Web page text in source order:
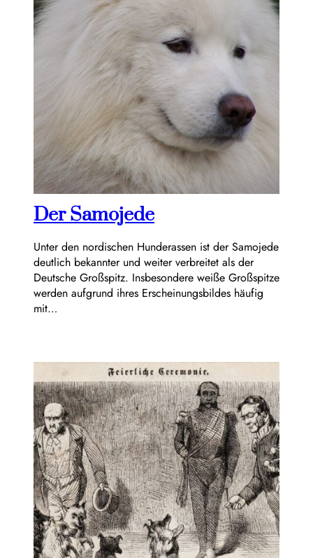
Der Samojede
Unter den nordischen Hunderassen ist der Samojede
deutlich bekannter und weiter verbreitet als der
Deutsche Großspitz. Insbesondere weiße Großspitze
werden aufgrund ihres Erscheinungsbildes häufig
mit…